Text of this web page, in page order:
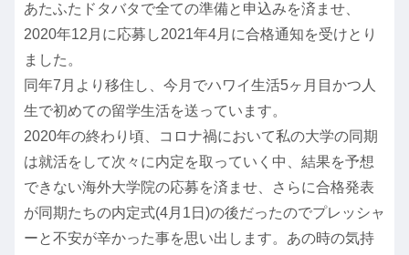
あたふたドタバタで全ての準備と申込みを済ませ、
2020年12月に応募し2021年4月に合格通知を受けとり
ました。
同年7月より移住し、今月でハワイ生活5ヶ月目かつ人
生で初めての留学生活を送っています。
2020年の終わり頃、コロナ禍において私の大学の同期
は就活をして次々に内定を取っていく中、結果を予想
できない海外大学院の応募を済ませ、さらに合格発表
が同期たちの内定式(4月1日)の後だったのでプレッシャ
ーと不安が辛かった事を思い出します。あの時の気持